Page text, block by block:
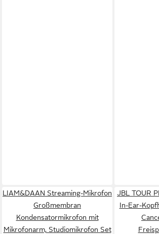
LIAM&DAAN Streaming-Mikrofon
Großmembran
Kondensatormikrofon mit
Mikrofonarm, Studiomikrofon Set
JBL TOUR
In-Ear-